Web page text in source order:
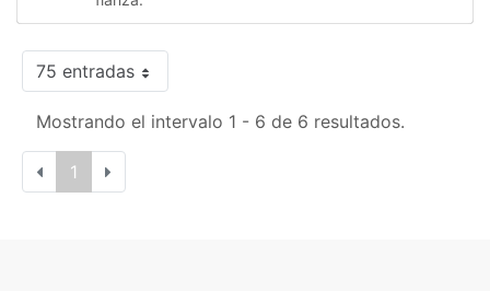
75 entradas
Mostrando el intervalo 1 - 6 de 6 resultados.
1